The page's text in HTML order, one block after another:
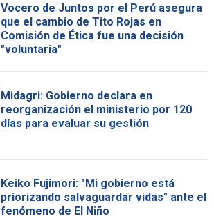
Vocero de Juntos por el Perú asegura
que el cambio de Tito Rojas en
Comisión de Ética fue una decisión
"voluntaria"
Midagri: Gobierno declara en
reorganización el ministerio por 120
días para evaluar su gestión
Keiko Fujimori: "Mi gobierno está
priorizando salvaguardar vidas" ante el
fenómeno de El Niño